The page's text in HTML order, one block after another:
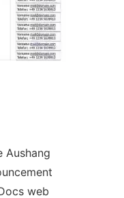
Aushang
web